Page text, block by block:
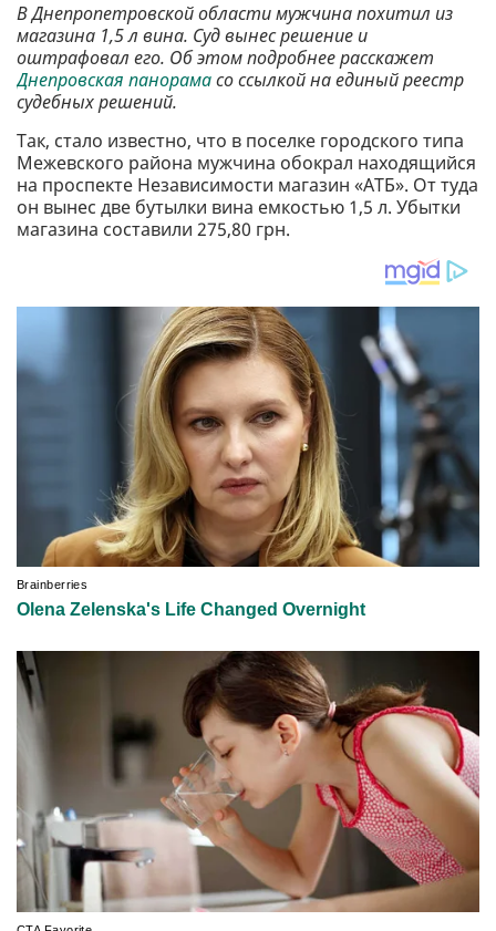
В Днепропетровской области мужчина похитил из
магазина 1,5 л вина. Суд вынес решение и
оштрафовал его. Об этом подробнее расскажет
Днепровская панорамасо ссылкой на единый реестр
судебных решений.
Так, стало известно, что в поселке городского типа
Межевского района мужчина обокрал находящийся
на проспекте Независимости магазин «АТБ». От туда
он вынес две бутылки вина емкостью 1,5 л. Убытки
магазина составили 275,80 грн.